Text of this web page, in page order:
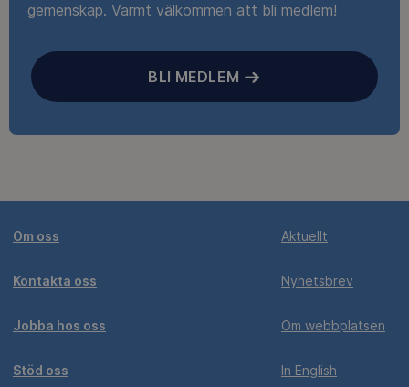
gemenskap. Varmt välkommen att bli medlem!
BLI MEDLEM
Om oss
Kontakta oss
Jobba hos oss
Stöd oss
Aktuellt
Nyhetsbrev
Om webbplatsen
In English